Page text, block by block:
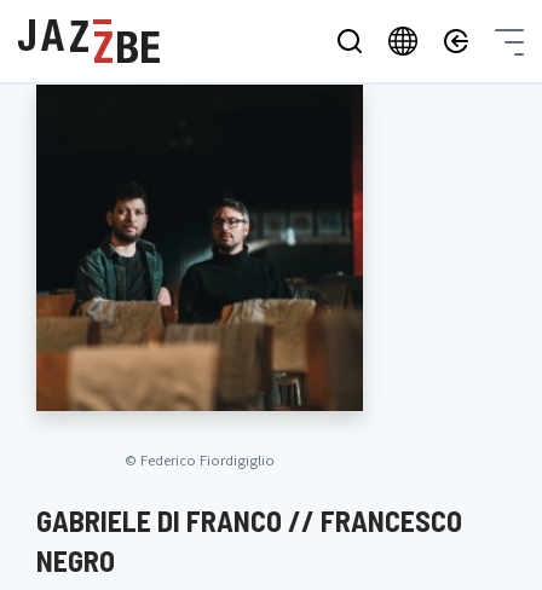
© Federico Fiordigiglio
GABRIELE DI FRANCO // FRANCESCO
NEGRO